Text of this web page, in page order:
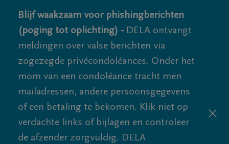
Blijf waakzaam voor phishingberichten
(poging tot oplichting) - DELA ontvangt
meldingen over valse berichten via
zogezegde privécondoléances. Onder het
mom van een condoléance tracht men
mailadressen, andere persoonsgegevens
of een betaling te bekomen. Klik niet op
verdachte links of bijlagen en controleer
de afzender zorgvuldig. DELA